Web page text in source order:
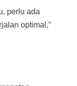
perlu ada
optimal,”